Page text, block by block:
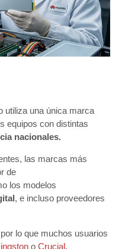
utiliza una única marca
equipos con distintas
nacionales.
las marcas más
de
los modelos
, e incluso proveedores
lo que muchos usuarios
o Crucial.